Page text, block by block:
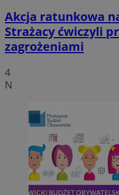
Akcja ratunkowa
Strażacy ćwiczyli
zagrożeniami
4
N